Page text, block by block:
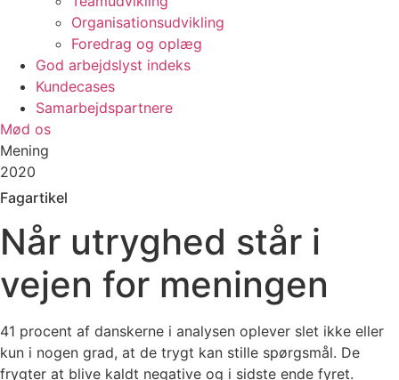
Organisationsudvikling
Foredrag og oplæg
God arbejdslyst indeks
Kundecases
Samarbejdspartnere
Mød os
Mening
2020
Fagartikel
Når utryghed står i
vejen for meningen
41 procent af danskerne i analysen oplever slet ikke eller
kun i nogen grad, at de trygt kan stille spørgsmål. De
frygter at blive kaldt negative og i sidste ende fyret.